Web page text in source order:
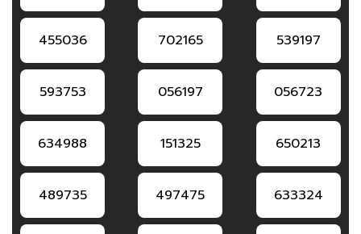
455036 702165 539197
593753 056197 056723
634988 151325 650213
489735 497475 633324